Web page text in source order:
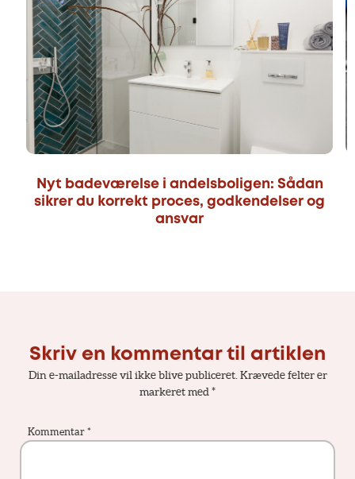
Nyt badeværelse i andelsboligen: Sådan
sikrer du korrekt proces, godkendelser og
ansvar
Skriv en kommentar til artiklen
Din e-mailadresse vil ikke blive publiceret. Krævede felter er
markeret med*
Kommentar *